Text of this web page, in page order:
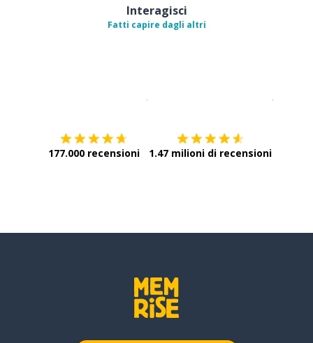
Interagisci
Fatti capire dagli altri
177.000 recensioni 1.47 milioni di recensioni